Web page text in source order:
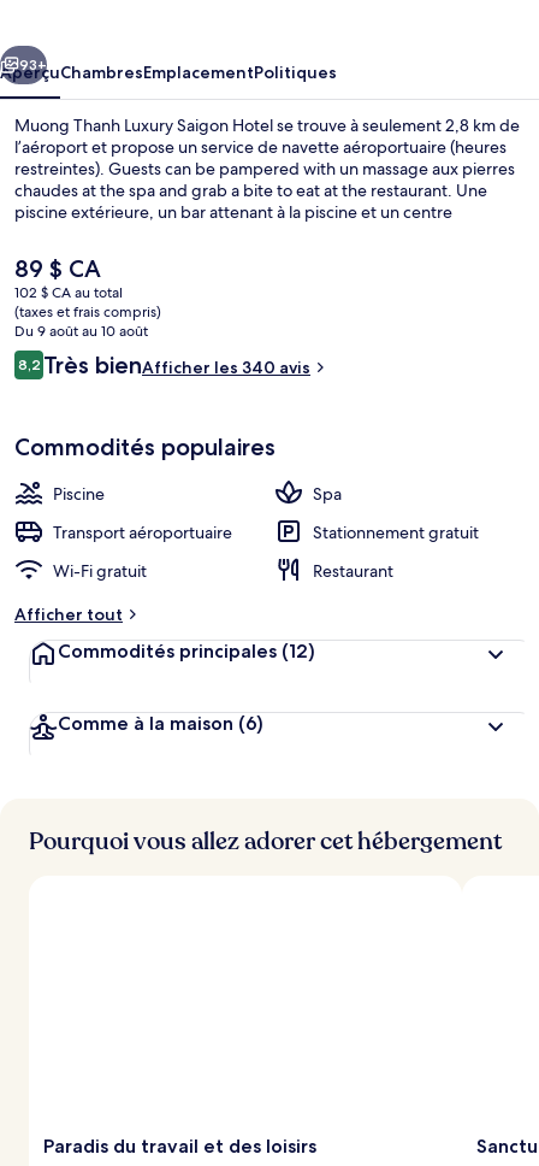
Saigon
Hotel
Suivant
93+
AperçuChambresEmplacementPolitiques
Muong Thanh Luxury Saigon Hotel se trouve à seulement 2,8 km de
l’aéroport et propose un service de navette aéroportuaire (heures
restreintes). Guests can be pampered with un massage aux pierres
chaudes at the spa and grab a bite to eat at the restaurant. Une
piscine extérieure, un bar attenant à la piscine et un centre
de hôtel de luxe. Le personnel serviable et la proximité de l’aéroport
sont des éléments populaires auprès des voyageurs.
Le
prix
actuel
est
de 89 $ CA
89 $ CA
102 $ CA au total
(taxes et frais compris)
Du 9 août au 10 août
Avis
8,28,2 sur 10 –
Très bienAfficher les 340 avis
Commodités populaires
Piscine
Spa
Transport aéroportuaire
Stationnement gratuit
Wi-Fi gratuit
Restaurant
Afficher tout
Commodités principales (12)
Comme à la maison (6)
Pourquoi vous allez adorer cet hébergement
Paradis du travail et des loisirs